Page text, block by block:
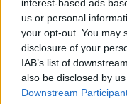
interest-based ads
us or personal
your opt-out. You may
disclosure of your
IAB’s list of
also be disclosed by
Downstream
aveva dichiarato
la giornalista
mi piace il
avanti.
per me.
d'accordo con